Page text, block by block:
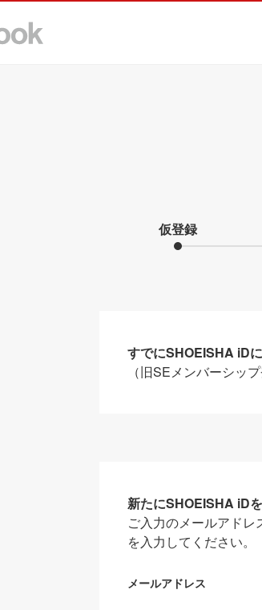
仮登録
すでにSHOEISHA iD
（旧SEメンバーシッ
新たにSHOEISHA iD
ご入力のメールアド
を入力してください。
メールアドレス